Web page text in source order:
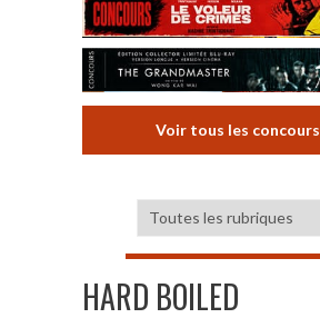
Voir tous les concours
HARD BOILED